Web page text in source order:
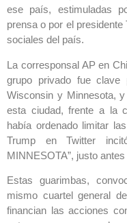
ese país, estimuladas
prensa o por el
sociales del país.
La corresponsal AP en
grupo privado fue clave
Wisconsin y Minnesota,
esta ciudad, frente a la
había ordenado limitar
Trump en Twitter
MINNESOTA”, justo
Estas guarimbas,
mismo cuartel general
financian las acciones